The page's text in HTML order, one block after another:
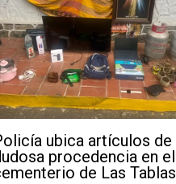
ubica artículos de
procedencia en el
de Las Tablas